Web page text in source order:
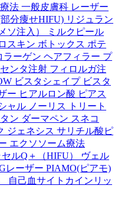
法 一般皮膚科 レーザー
分痩せHIFU) リジュラン
ソ注入）
ミルクピール
スキン ボトックス ポテ
ラーゲン ヘアフィラー プ
ンタ注射 フィロルガ注
ビスタシェイプ ビスタ
ー ヒアルロン酸 ピアス
ャル ノーリス
トリート
ン ダーマペン スネコ
ジェネシス サリチル酸ピ
エクソソーム療法
ルQ＋（HIFU）
ヴェル
レーザー PIAMO(ピアモ)
自己血サイトカインリッ